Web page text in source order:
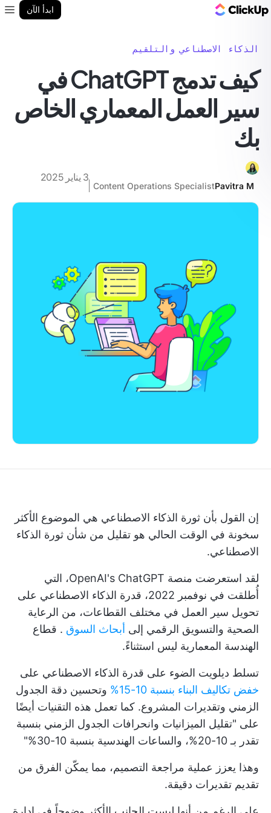
ابدأ الآن
الذكاء الاصطناعي والتلقيم
كيف تدمج ChatGPT في
سير العمل المعماري الخاص
بك
Pavitra M
Content Operations Specialist
3 يناير 2025
إن القول بأن ثورة الذكاء الاصطناعي هي الموضوع الأكثر
سخونة في الوقت الحالي هو تقليل من شأن ثورة الذكاء
الاصطناعي.
لقد استعرضت منصة OpenAI's ChatGPT، التي
أُطلقت في نوفمبر 2022، قدرة الذكاء الاصطناعي على
تحويل سير العمل في مختلف القطاعات، من الرعاية
الصحية والتسويق الرقمي إلى أبحاث السوق . قطاع
الهندسة المعمارية ليس استثناءً.
تسلط ديلويت الضوء على قدرة الذكاء الاصطناعي على
خفض تكاليف البناء بنسبة 10-15%
وتحسين دقة الجدول
الزمني وتقديرات المشروع. كما تعمل هذه التقنيات أيضًا
على "تقليل الميزانيات وانحرافات الجدول الزمني بنسبة
تقدر بـ 10-20%، والساعات الهندسية بنسبة 10-30%"
وهذا يعزز عملية مراجعة التصميم، مما يمكّن الفرق من
تقديم تقديرات دقيقة.